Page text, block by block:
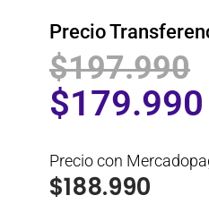
Precio
$197.990
$179.990
Precio con
$188.990